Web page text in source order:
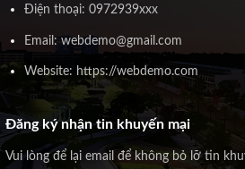
Điện thoại: 0972939xxx
Email: webdemo@gmail.com
Website: https://webdemo.com
Đăng ký nhận tin khuyến mại
Vui lòng để lại email để không bỏ lỡ tin